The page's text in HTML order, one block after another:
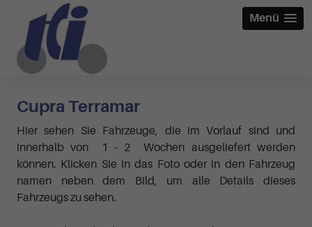
Menü
Cupra Terramar
Hier sehen Sie Fahrzeuge, die im Vorlauf sind und
innerhalb von 1 - 2 Wochen ausgeliefert werden
können. Klicken Sie in das Foto oder in den Fahrzeug
namen neben dem Bild, um alle Details dieses
Fahrzeugs zu sehen.